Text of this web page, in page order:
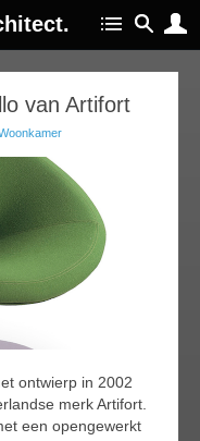
van Artifort
ontwierp in 2002
merk Artifort.
een opengewerkt